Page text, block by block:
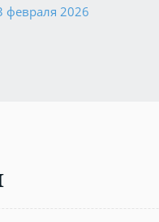
февраля 2026